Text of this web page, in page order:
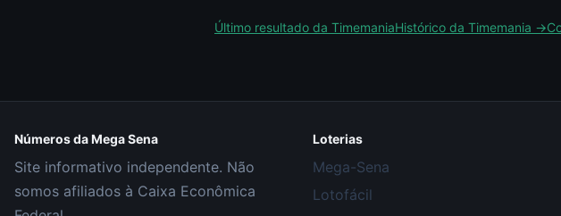
Último resultado da TimemaniaHistórico da Timemania →
Números da Mega Sena
Site informativo independente. Não
somos afiliados à Caixa Econômica
Loterias
Mega-Sena
Lotofácil